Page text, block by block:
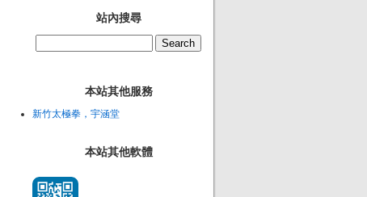
站內搜尋
本站其他服務
新竹太極拳，宇涵堂
本站其他軟體